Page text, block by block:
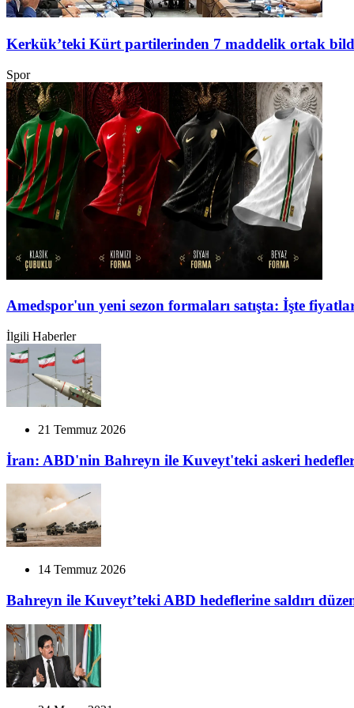
Kerkük’teki Kürt partilerinden 7 maddelik ortak
Spor
Amedspor'un yeni sezon formaları satışta: İşte
İlgili Haberler
21 Temmuz 2026
İran: ABD'nin Bahreyn ile Kuveyt'teki askeri
14 Temmuz 2026
Bahreyn ile Kuveyt’teki ABD hedeflerine saldırı